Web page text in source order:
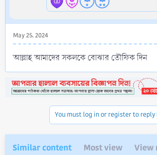
May 25, 2024
আল্লাহ আমাদের সকলকে বোঝার তৌফিক দিন
You must log in or register to reply
Similar content Most view View